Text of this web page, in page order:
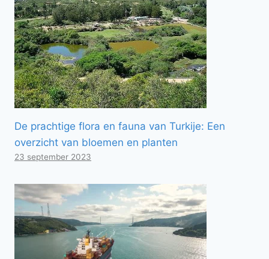
De prachtige flora en fauna van Turkije: Een
overzicht van bloemen en planten
23 september 2023